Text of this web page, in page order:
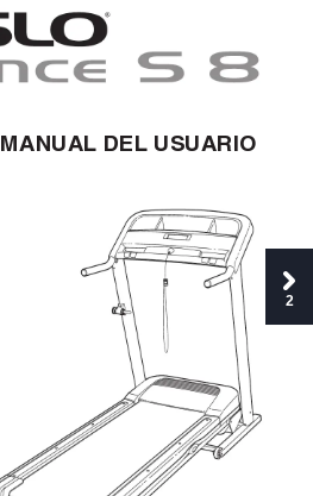
MANUAL DEL USUARIO
2